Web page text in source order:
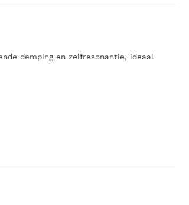
demping en zelfresonantie, ideaal